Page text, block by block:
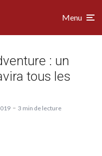
Menu
: un
tous les
3 min de lecture